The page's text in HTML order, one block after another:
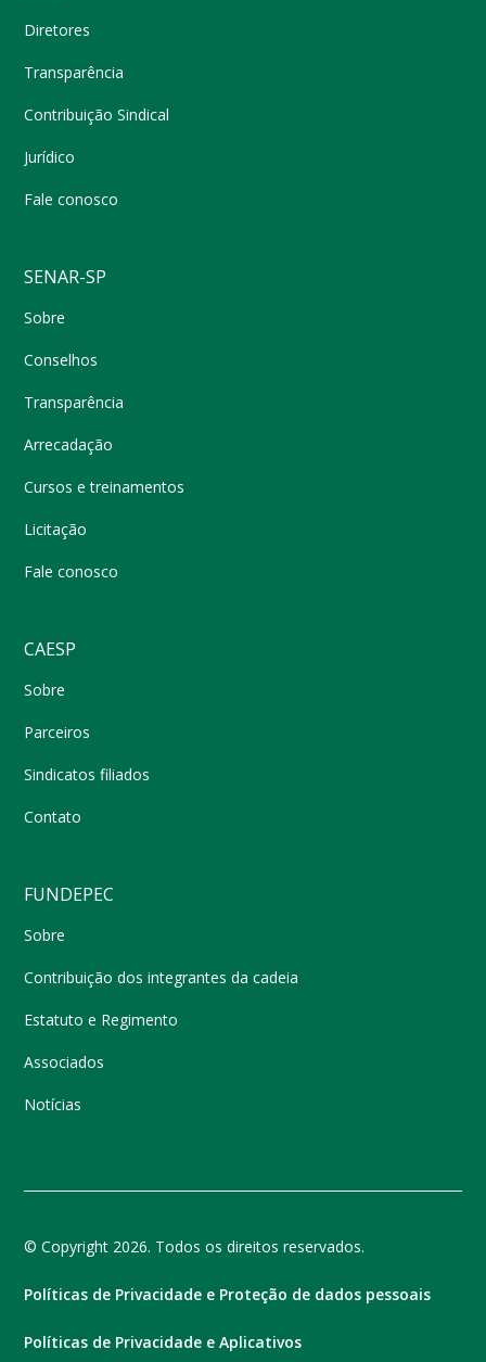
Diretores
Transparência
Contribuição Sindical
Jurídico
Fale conosco
SENAR-SP
Sobre
Conselhos
Transparência
Arrecadação
Cursos e treinamentos
Licitação
Fale conosco
CAESP
Sobre
Parceiros
Sindicatos filiados
Contato
FUNDEPEC
Sobre
Contribuição dos integrantes da cadeia
Estatuto e Regimento
Associados
Notícias
© Copyright 2026. Todos os direitos reservados.
Políticas de Privacidade e Proteção de dados pessoais
Políticas de Privacidade e Aplicativos